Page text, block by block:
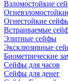
Взломостойкие
Огнестойкие
Встраиваемые
Элитные сейфы
Эксклюзивные
Биометрические
Сейфы для часов
Сейфы для денег